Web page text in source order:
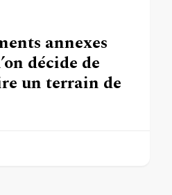
annexes
décide de
un terrain de